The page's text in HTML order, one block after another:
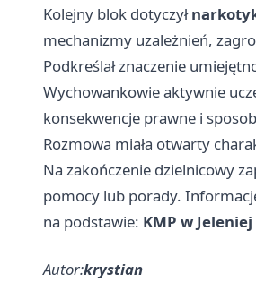
Kolejny blok dotyczył
mechanizmy uzależnień,
Podkreślał znaczenie
Wychowankowie aktywnie
konsekwencje prawne i
Rozmowa miała otwarty
Na zakończenie dzielnicowy
pomocy lub porady.
na podstawie: KMP w
Autor:krystian